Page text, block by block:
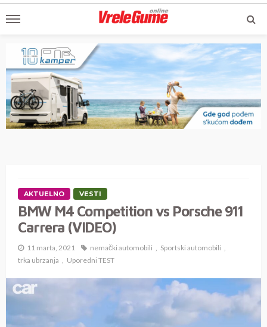
AKTUELNO VESTI
BMW M4 Competition vs Porsche 911
Carrera (VIDEO)
11 marta, 2021 nemački automobili
Sportski automobili
trka ubrzanja
Uporedni TEST